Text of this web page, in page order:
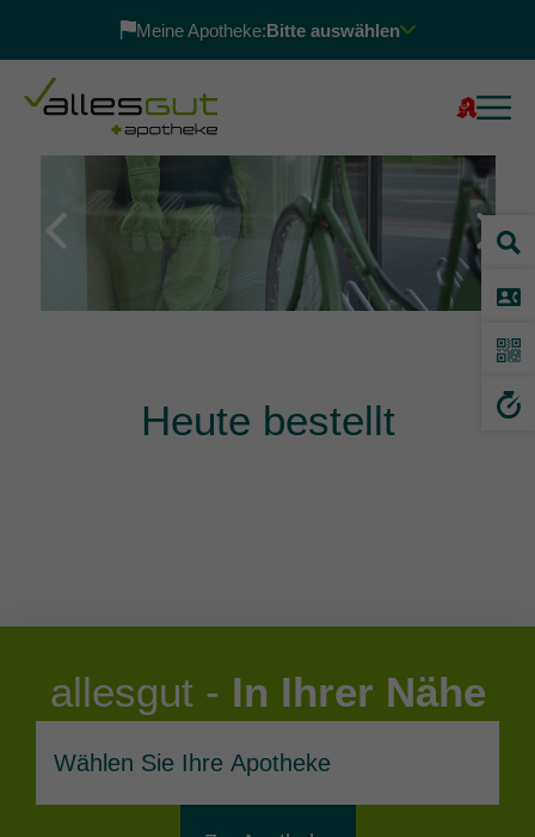
Meine Apotheke:Bitte auswählen
Previous Next
Heute bestellt
allesgut - In Ihrer Nähe